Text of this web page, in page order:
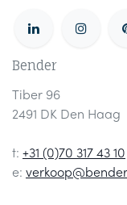
Bender
Tiber 96
2491 DK Den Haag
t: +31 (0)70 317 43 10
e: